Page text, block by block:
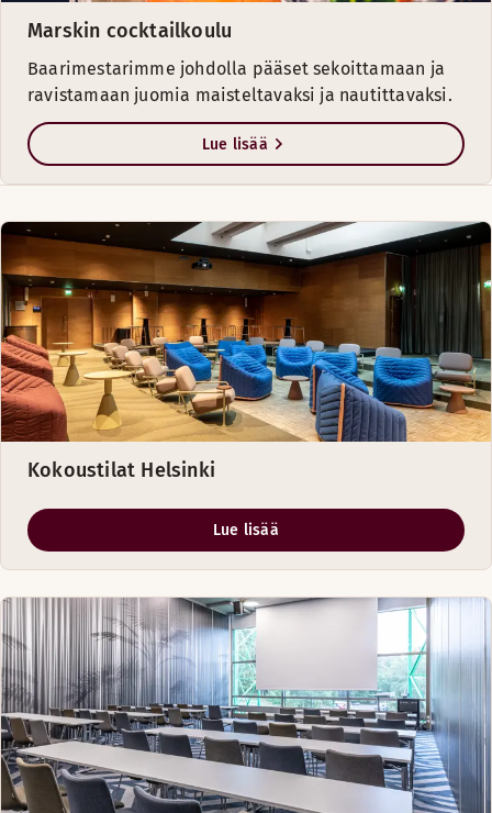
Marskin cocktailkoulu
Baarimestarimme johdolla pääset sekoittamaan ja
ravistamaan juomia maisteltavaksi ja nautittavaksi.
Lue lisää
Kokoustilat Helsinki
Lue lisää